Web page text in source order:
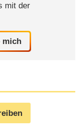
mit der
mich